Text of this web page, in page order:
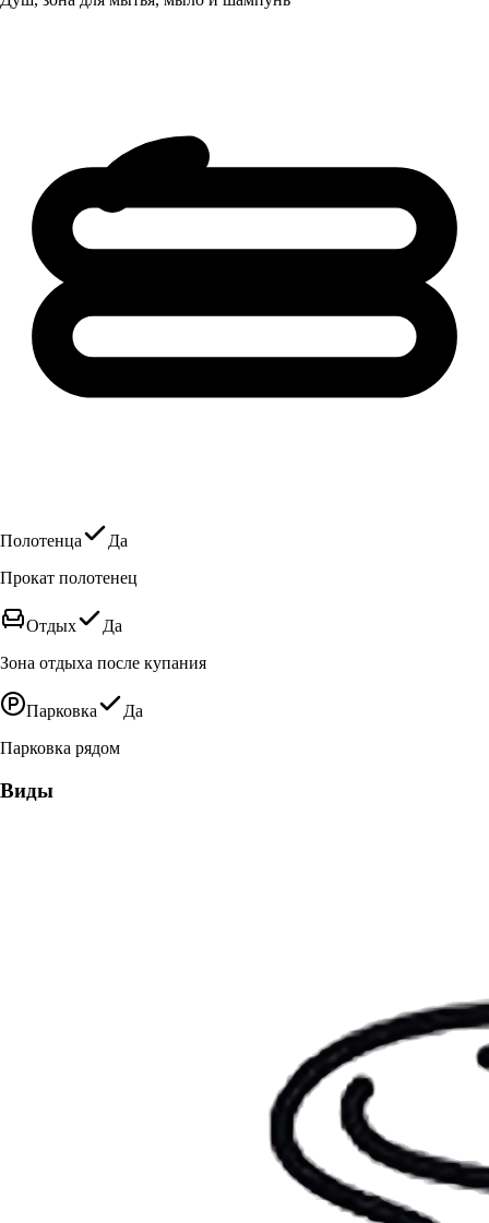
Полотенца
Да
Прокат полотенец
Отдых
Да
Зона отдыха после купания
Парковка
Да
Парковка рядом
Виды